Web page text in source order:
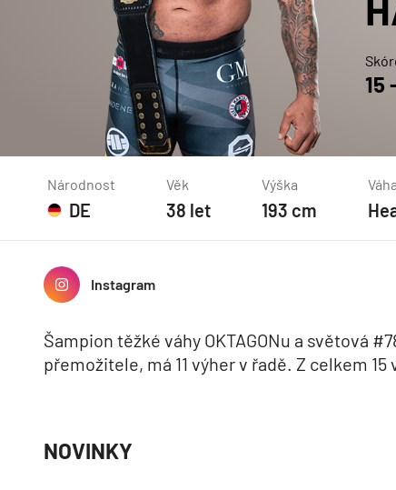
15
Národnost
DE
Věk
38 let
Výška
193 cm
Váha
Instagram
Šampion těžké váhy OKTAGONu a světová
přemožitele, má 11 výher v řadě. Z celkem
NOVINKY